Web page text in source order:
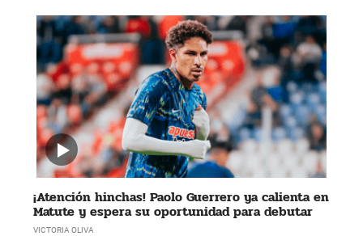
¡Atención hinchas! Paolo Guerrero ya calienta en
Matute y espera su oportunidad para debutar
VICTORIA OLIVA